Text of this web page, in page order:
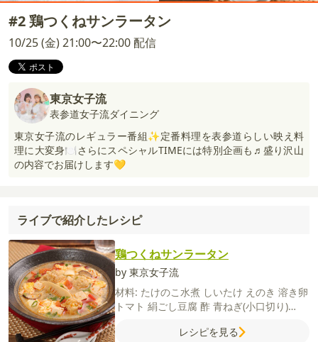
#2 鶏つくねサンラータン
10/25 (金) 21:00〜22:00 配信
東京女子流
表参道女子流ダイニング
東京女子流のレギュラー番組✨定番料理を表参道らしい映え料
理に大変身🍽️さらにスペシャルTIMEには特別企画も♬盛り沢山
の内容でお届けします💛
ライブで紹介したレシピ
鶏つくねサンラータン
by 東京女子流
材料: たけのこ水煮 しいたけ えのき 溶き卵
トマト 絹ごし豆腐 酢 青ねぎ(小口切り)
が(すりおろし)塩【A】中華だしの素
レシピを見る